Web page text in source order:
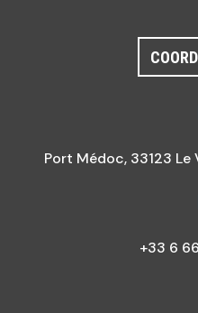
Port Médoc, 33123
+33 6